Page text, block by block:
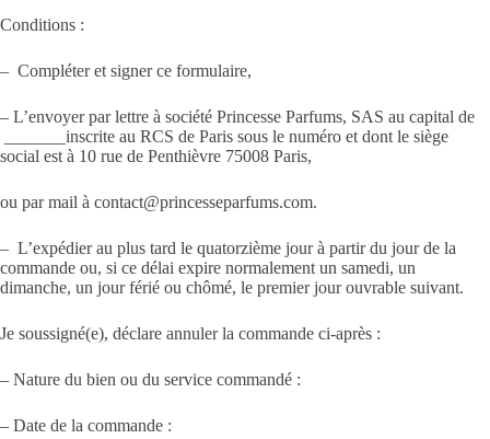
Conditions :
– Compléter et signer ce formulaire,
– L’envoyer par lettre à société Princesse Parfums, SAS au capital de
_______inscrite au RCS de Paris sous le numéro et dont le siège
social est à 10 rue de Penthièvre 75008 Paris,
ou par mail à contact@princesseparfums.com.
– L’expédier au plus tard le quatorzième jour à partir du jour de la
commande ou, si ce délai expire normalement un samedi, un
dimanche, un jour férié ou chômé, le premier jour ouvrable suivant.
Je soussigné(e), déclare annuler la commande ci-après :
– Nature du bien ou du service commandé :
– Date de la commande :